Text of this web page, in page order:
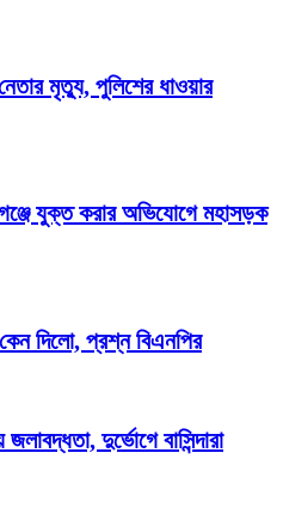
মৃত্যু, পুলিশের ধাওয়ার
যুক্ত করার অভিযোগে মহাসড়ক
দিলো, প্রশ্ন বিএনপির
দুর্ভোগে বাসিন্দারা